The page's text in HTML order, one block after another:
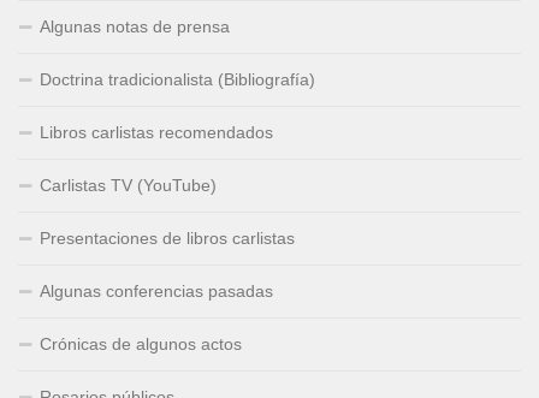
Algunas notas de prensa
Doctrina tradicionalista (Bibliografía)
Libros carlistas recomendados
Carlistas TV (YouTube)
Presentaciones de libros carlistas
Algunas conferencias pasadas
Crónicas de algunos actos